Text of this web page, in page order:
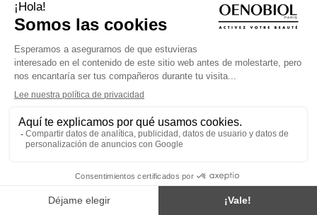
© 2024 Oenobiol Paris
Condiciones Generales de Uso
Política de Privacidad
Menciones legales
PARA VUESTRA SALUD COMER AL MENOS 5 PIEZAS DE FRUTA Y LEGUMBRES AL DIA.
sano y no ser utilizados como sustitutos de un cuadro de vida sano y equilibrado. Solo
para adultos. Consulta atentamente el etiquetado de los productos antes de su uso.